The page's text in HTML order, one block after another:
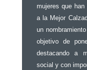
mujeres que
a la Mejor
un
objetivo de
destacando a
social y con